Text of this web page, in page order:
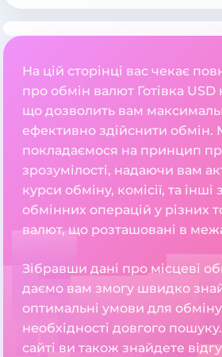
На цій сторінці вас чекає
про обмін валют Готівка
що дозволить вам
ефективно здійснити обмін.
покладаємося на принцип
зрозумілості, надаючи вам
курси обміну, комісії, та
обмінних операцій у різних
валют, що розташовані в
Зібравши дані про місцеві
даємо вам змогу швидко
оптимальні умови для
необхідності довгого
сайті ви також знайдете